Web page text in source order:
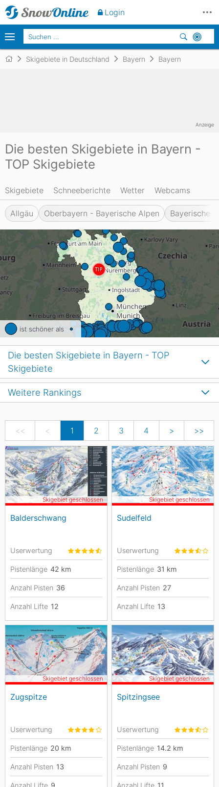
Skigebiete in Deutschland Bayern Bayern
Die besten Skigebiete in Bayern -
TOP Skigebiete
Skigebiete Schneeberichte Wetter Webcams
Allgäu Oberbayern - Bayerische Alpen Bayerischer
ist schöner als
<< < 1 2 3 4 > >>
Balderschwang
Skigebiet geschlossen
Userwertung
Pistenlänge 42 km
Anzahl Pisten 36
Anzahl Lifte 12
Sudelfeld
Skigebiet geschlossen
Userwertung
Pistenlänge 31 km
Anzahl Pisten 27
Anzahl Lifte 13
Zugspitze
Skigebiet geschlossen
Userwertung
Pistenlänge 20 km
Anzahl Pisten 13
Anzahl Lifte 9
Spitzingsee
Skigebiet geschlossen
Userwertung
Pistenlänge 14.2 km
Anzahl Pisten 9
Anzahl Lifte 11
Weitere Rankings
Die besten Skigebiete in Bayern - TOP
Skigebiete
Anzeige
Login